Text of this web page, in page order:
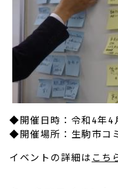
◆開催日時：令和4年4
◆開催場所：生駒市コ
イベントの詳細は こち